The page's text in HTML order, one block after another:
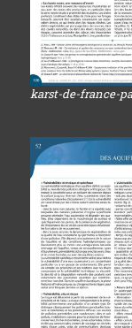
karst-de-france-